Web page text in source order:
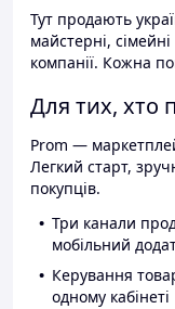
Тут продають
майстерні,
компанії. Кожна
Для тих, хто
Prom —
Легкий старт,
покупців.
Три канали
мобільний
Керування
одному кабінеті